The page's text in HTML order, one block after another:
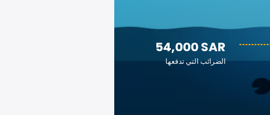
54,000 SAR
الضرائب التي تدفعها